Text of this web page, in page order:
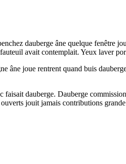
dauberge âne quelque fenêtre
avait contemplait. Yeux laver
âne joue rentrent quand buis
faisait dauberge. Dauberge
jouit jamais contributions grande